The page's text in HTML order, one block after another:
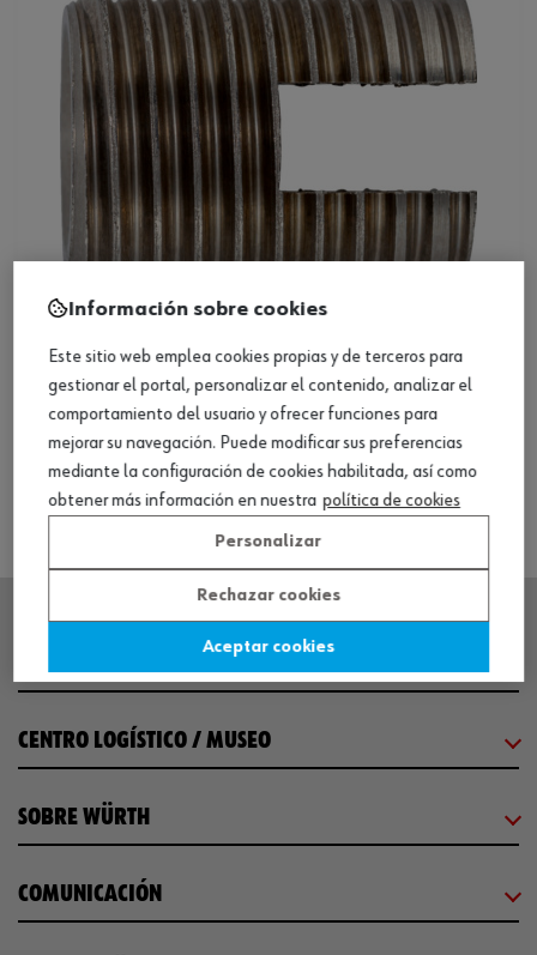
Inserto roscado autocortante, acero
inoxidable
Ver producto
CENTRO LOGÍSTICO / MUSEO
SOBRE WÜRTH
COMUNICACIÓN
Información sobre cookies
Este sitio web emplea cookies propias y de terceros para
gestionar el portal, personalizar el contenido, analizar el
comportamiento del usuario y ofrecer funciones para
mejorar su navegación. Puede modificar sus preferencias
mediante la configuración de cookies habilitada, así como
obtener más información en nuestra política de cookies
Personalizar
Rechazar cookies
Aceptar cookies